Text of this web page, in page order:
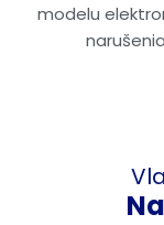
modelu
narušenia
Na